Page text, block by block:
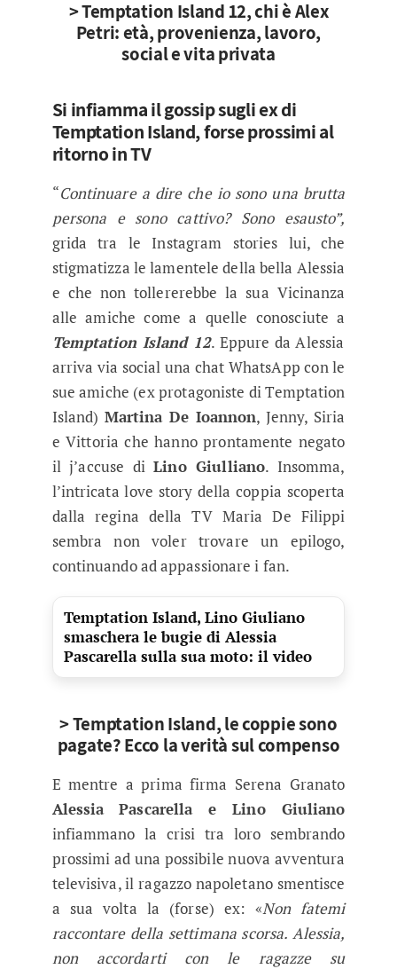
> Temptation Island 12, chi è Alex
Petri: età, provenienza, lavoro,
social e vita privata
Si infiamma il gossip sugli ex di
Temptation Island, forse prossimi al
ritorno in TV
“Continuare a dire che io sono una brutta
persona e sono cattivo? Sono esausto”,
grida tra le Instagram stories lui, che
stigmatizza le lamentele della bella Alessia
e che non tollererebbe la sua Vicinanza
alle amiche come a quelle conosciute a
Temptation Island 12. Eppure da Alessia
arriva via social una chat WhatsApp con le
sue amiche (ex protagoniste di Temptation
Island) Martina De Ioannon, Jenny, Siria
e Vittoria che hanno prontamente negato
il j’accuse diLino Giulliano. Insomma,
l’intricata love story della coppia scoperta
dalla regina della TV Maria De Filippi
sembra non voler trovare un epilogo,
continuando ad appassionare i fan.
Temptation Island, Lino Giuliano
smaschera le bugie di Alessia
Pascarella sulla sua moto: il video
> Temptation Island, le coppie sono
pagate? Ecco la verità sul compenso
E mentre a prima firma Serena Granato
Alessia
Pascarella e Lino Giuliano
infiammano la crisi tra loro sembrando
prossimi ad una possibile nuova avventura
televisiva, il ragazzo napoletano smentisce
a sua volta la (forse) ex: «Non fatemi
raccontare della settimana scorsa. Alessia,
non accordarti con le ragazze su